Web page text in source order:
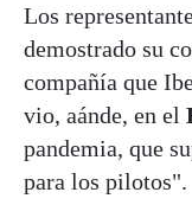
Los
demostrado su
compañía que
vio, aánde, en el
pandemia, que
para los pilotos".